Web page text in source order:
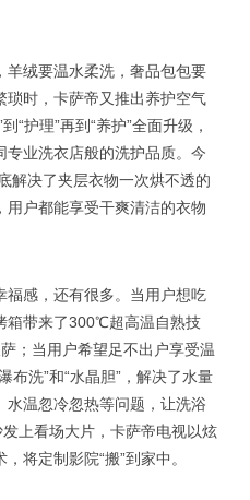
羊绒要温水柔洗，奢品包包要
琐时，卡萨帝又推出养护空气
“护理”再到“养护”全面升级，
专业洗衣店般的洗护品质。今
解决了夹层衣物一次烘不透的
户都能享受干爽清洁的衣物
福感，还有很多。当用户想吃
箱带来了300℃超高温自熟技
；当用户希望足不出户享受温
布洗”和“水晶胆”，解决了水量
温忽冷忽热等问题，让洗浴
上看场大片，卡萨帝电视以炫
将定制影院“搬”到家中。